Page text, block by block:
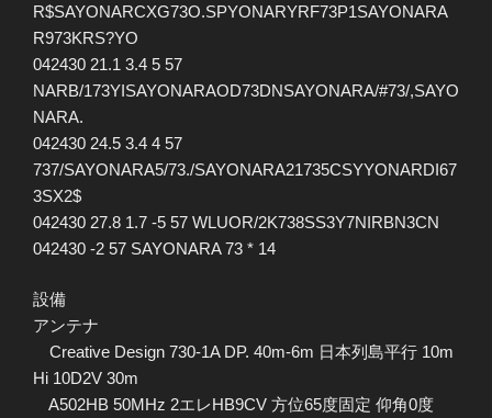
R$SAYONARCXG73O.SPYONARYRF73P1SAYONARA
R973KRS?YO
042430 21.1 3.4 5 57
NARB/173YISAYONARAOD73DNSAYONARA/#73/,SAYO
NARA.
042430 24.5 3.4 4 57
737/SAYONARA5/73./SAYONARA21735CSYYONARDI67
3SX2$
042430 27.8 1.7 -5 57 WLUOR/2K738SS3Y7NIRBN3CN
042430 -2 57 SAYONARA 73 * 14
設備
アンテナ
Creative Design 730-1A DP. 40m-6m 日本列島平行 10m
Hi 10D2V 30m
A502HB 50MHz 2エレHB9CV 方位65度固定 仰角0度